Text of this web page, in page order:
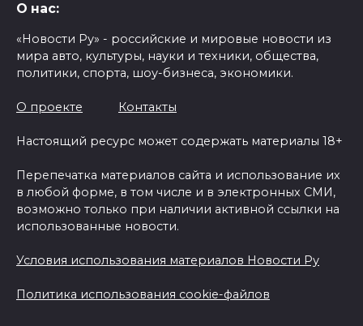
О нас:
«Новости Ру» - российские и мировые новости из
мира авто, культуры, науки и техники, общества,
политики, спорта, шоу-бизнеса, экономики.
О проекте Контакты
Настоящий ресурс может содержать материалы 18+
Перепечатка материалов сайта и использование их
в любой форме, в том числе и в электронных СМИ,
возможно только при наличии активной ссылки на
использованные новости.
Условия использования материалов Новости Ру
Политика использования cookie-файлов